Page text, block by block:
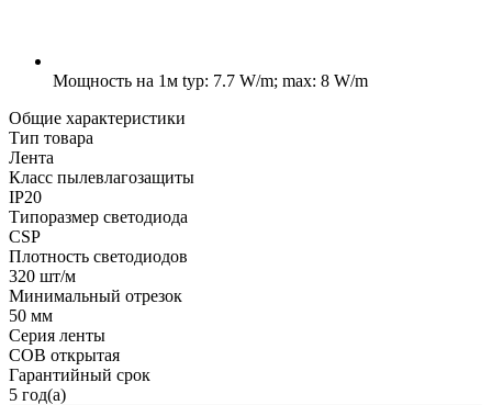
Мощность на 1м typ: 7.7 W/m; max: 8 W/m
Общие характеристики
Тип товара
Лента
Класс пылевлагозащиты
IP20
Типоразмер светодиода
CSP
Плотность светодиодов
320 шт/м
Минимальный отрезок
50 мм
Серия ленты
COB открытая
Гарантийный срок
5 год(а)